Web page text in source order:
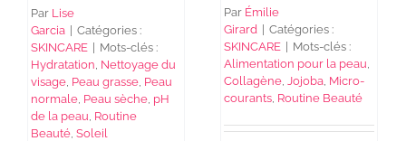
À PROPOS
CONTACT
Par Lise
Garcia
Catégories :
SKINCARE
Mots-clés :
Hydratation Nettoyage du
visage Peau grasse Peau
normale Peau sèche pH
de la peau Routine
Beauté ,Soleil
Par Émilie
Girard
Catégories :
SKINCARE
Mots-clés :
Alimentation pour la peau,
Collagène,Jojoba, Micro-
courants, Routine Beauté